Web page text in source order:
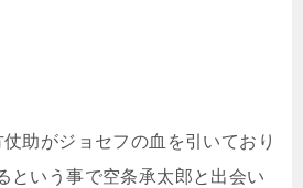
助がジョセフの血を引いており
という事で空条承太郎と出会い